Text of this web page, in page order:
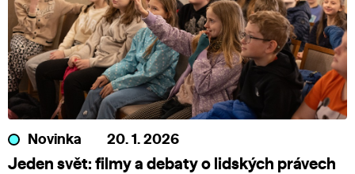
Novinka 20. 1. 2026
Jeden svět: filmy a debaty o lidských právech